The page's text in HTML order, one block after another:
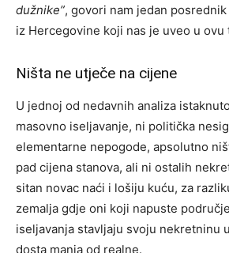
dužnike”, govori nam jedan
iz Hercegovine koji nas je uveo u ovu
Ništa ne utječe na cijene
U jednoj od nedavnih analiza
masovno iseljavanje, ni politička
elementarne nepogode, apsolutno
pad cijena stanova, ali ni ostalih
sitan novac naći i lošiju kuću, za
zemalja gdje oni koji napuste
iseljavanja stavljaju svoju nekretninu
dosta manja od realne.